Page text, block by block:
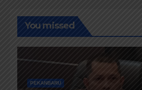
You missed
PEKANBARU